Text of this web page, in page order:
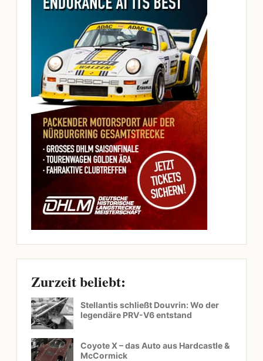
Zurzeit beliebt:
Stellantis schließt Douvrin: Wo der
legendäre PRV-V6 entstand
Coyote X – das Auto aus Hardcastle &
McCormick